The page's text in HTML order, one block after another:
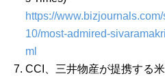
https://
10/most-admired-
ml
CCI、三井物産が提携する